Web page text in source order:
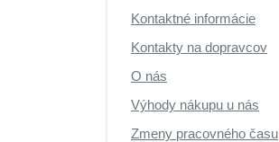
Výpredaj
Kontaktné informácie
Kontakty na dopravcov
O nás
Výhody nákupu u nás
Zmeny pracovného času